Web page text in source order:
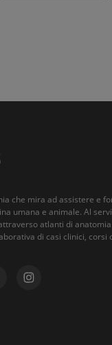
che mira ad assistere e
umana e animale. Al
atlanti di
di casi clinici, corsi